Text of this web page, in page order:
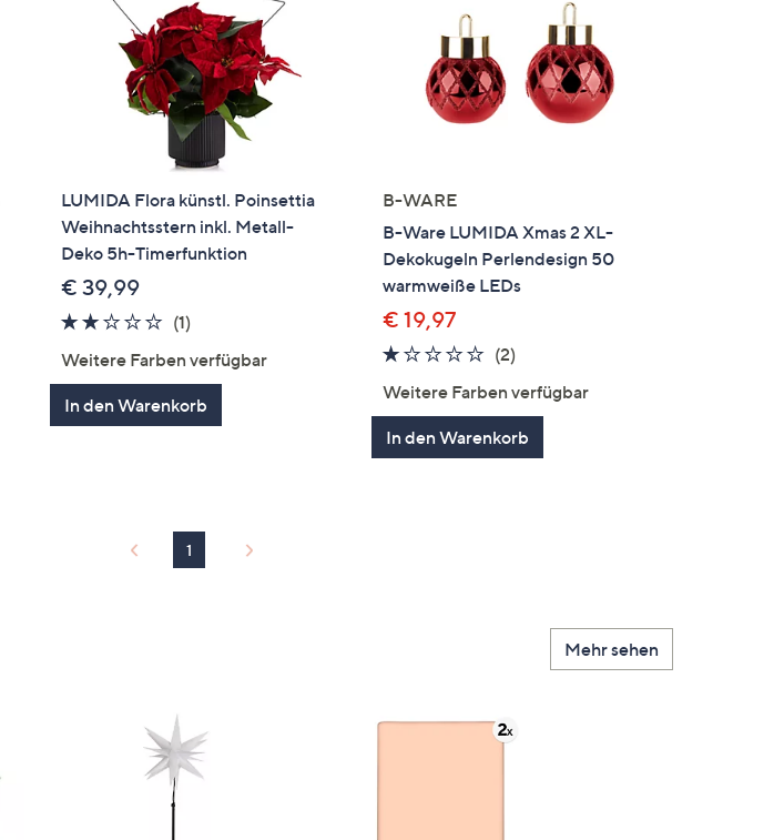
LUMIDA Flora künstl. Poinsettia
Weihnachtsstern inkl. Metall-
Deko 5h-Timerfunktion
€ 39,99
2.0
(1)
Weitere Farben verfügbar
In den Warenkorb
B-WARE
B-Ware LUMIDA Xmas 2 XL-
Dekokugeln Perlendesign 50
warmweiße LEDs
€ 19,97
1.0
(2)
Weitere Farben verfügbar
In den Warenkorb
1
Mehr sehen